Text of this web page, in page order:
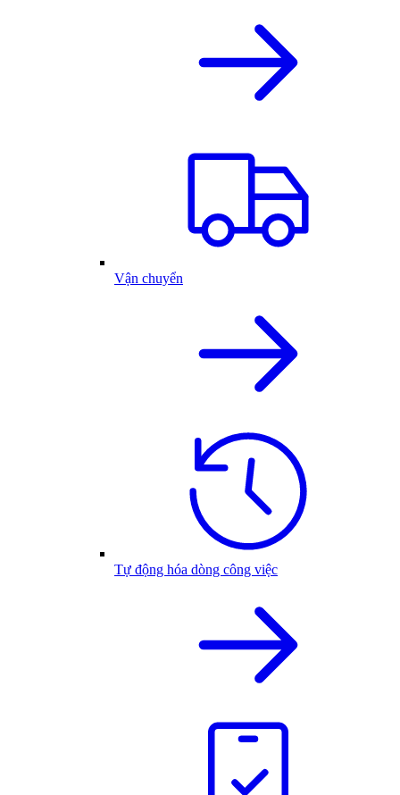
Vận chuyển
Tự động hóa dòng công việc